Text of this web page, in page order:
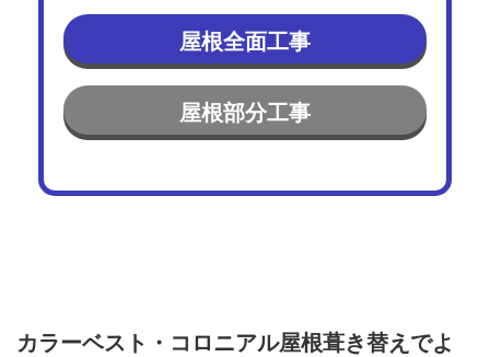
屋根全面工事
屋根部分工事
カラーベスト・コロニアル屋根葺き替えでよ